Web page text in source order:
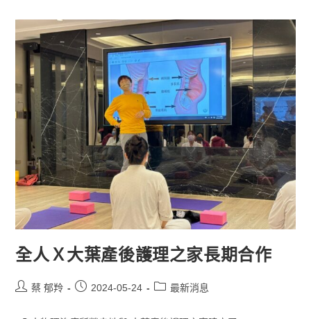
全人Ｘ大葉產後護理之家長期合作
蔡 郁羚 2024-05-24 最新消息